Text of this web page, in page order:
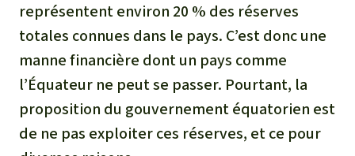
représentent environ 20 % des réserves
totales connues dans le pays. C’est donc une
manne financière dont un pays comme
l’Équateur ne peut se passer. Pourtant, la
proposition du gouvernement équatorien est
de ne pas exploiter ces réserves, et ce pour